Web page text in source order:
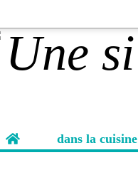
Home dans la cuisine